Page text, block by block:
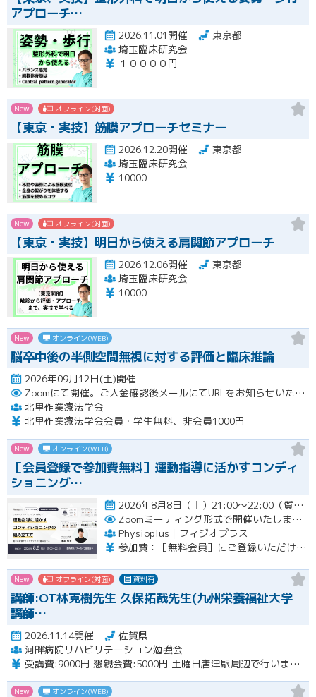
アプローチ…
2026.11.01開催
東京都
埼玉臨床研究会
１００００円
New オフライン(対面)
【東京・実技】筋膜アプローチセミナー
2026.12.20開催
東京都
埼玉臨床研究会
10000
New オフライン(対面)
【東京・実技】明日から使える肩関節アプローチ
2026.12.06開催
東京都
埼玉臨床研究会
10000
New オンライン(WEB)
脳卒中後の半側空間無視に対する評価と臨床推論
2026年09月12日(土)開催
Zoomにて開催。ご入金確認後メールにてURLをお知らせいたします。
北里作業療法学会
北里作業療法学会会員・学生無料、非会員1000円
New オンライン(WEB)
［会員登録で参加費無料］運動指導に活かすコンディ
ショニング…
2026年8月8日（土）21:00〜22:00（質疑応答を含む）開催
Zoomミーティング形式で開催いたします。
Physioplus｜フィジオプラス
参加費：［無料会員］にご登録いただければ無料 ・月額会員：参加無料 ・年額会員：参加無料 ・通常チケット：5,000円（税込）
New オフライン(対面) 資料有
講師:OT林克樹先生 久保拓哉先生(九州栄養福祉大学
講師…
2026.11.14開催
佐賀県
河畔病院リハビリテーション勉強会
受講費:9000円 懇親会費:5000円 土曜日唐津駅周辺で行います。
New オンライン(WEB)